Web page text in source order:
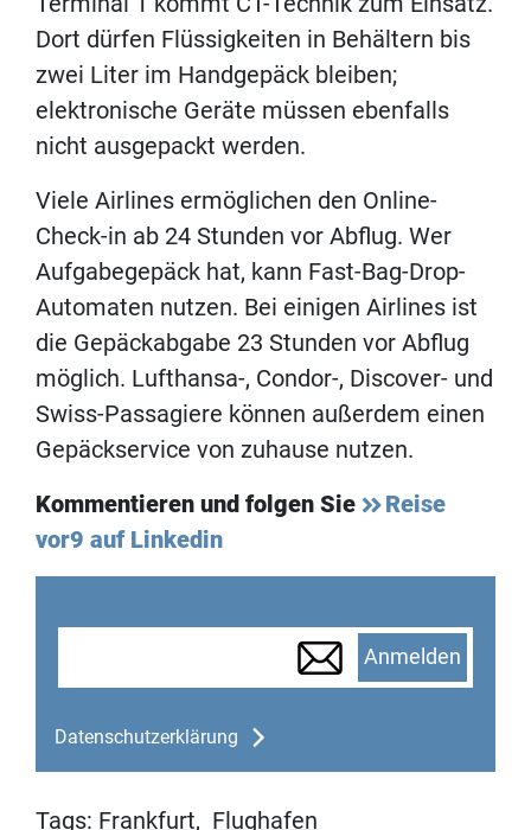
Dort dürfen Flüssigkeiten in Behältern bis
zwei Liter im Handgepäck bleiben;
elektronische Geräte müssen ebenfalls
nicht ausgepackt werden.
Viele Airlines ermöglichen den Online-
Check-in ab 24 Stunden vor Abflug. Wer
Aufgabegepäck hat, kann Fast-Bag-Drop-
Automaten nutzen. Bei einigen Airlines ist
die Gepäckabgabe 23 Stunden vor Abflug
möglich. Lufthansa-, Condor-, Discover- und
Swiss-Passagiere können außerdem einen
Gepäckservice von zuhause nutzen.
Kommentieren und folgen Sie
Reise
vor9 auf Linkedin
Anmelden
Datenschutzerklärung
Tags: Frankfurt, Flughafen